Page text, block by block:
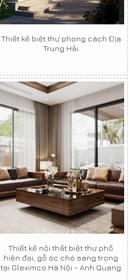
Thiết kế biệt thự phong cách Địa
Trung Hải
Thiết kế nội thất biệt thự phố
hiện đại, gỗ óc chó sang trọng
tại Gleximco Hà Nội - Anh Quang